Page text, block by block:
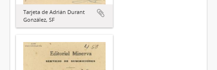
Tarjeta de Adrián Durant
González, SF